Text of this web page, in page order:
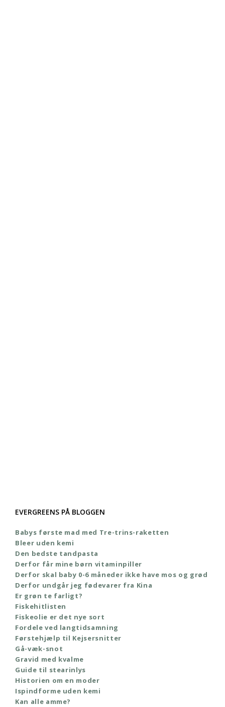
EVERGREENS PÅ BLOGGEN
Babys første mad med Tre-trins-raketten
Bleer uden kemi
Den bedste tandpasta
Derfor får mine børn vitaminpiller
Derfor skal baby 0-6 måneder ikke have mos og grød
Derfor undgår jeg fødevarer fra Kina
Er grøn te farligt?
Fiskehitlisten
Fiskeolie er det nye sort
Fordele ved langtidsamning
Førstehjælp til Kejsersnitter
Gå-væk-snot
Gravid med kvalme
Guide til stearinlys
Historien om en moder
Ispindforme uden kemi
Kan alle amme?